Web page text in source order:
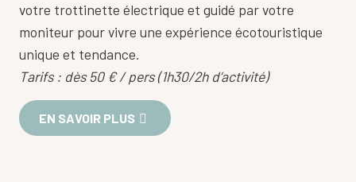
votre trottinette électrique et guidé par votre
moniteur pour vivre une expérience écotouristique
unique et tendance.
Tarifs : dès 50 € / pers (1h30/2h d’activité)
EN SAVOIR PLUS